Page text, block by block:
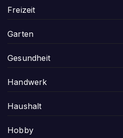
Freizeit
Garten
Gesundheit
Handwerk
Haushalt
Hobby